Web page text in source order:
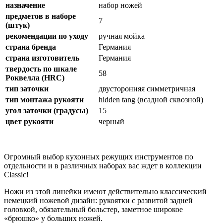
назначение
набор ножей
предметов в наборе
(штук)
7
рекомендации по уходу
ручная мойка
страна бренда
Германия
страна изготовитель
Германия
твердость по шкале
Роквелла (HRC)
58
тип заточки
двусторонняя симметричная
тип монтажа рукояти
hidden tang (всадной сквозной)
угол заточки (градусы)
15
цвет рукояти
черный
Огромный выбор кухонных режущих инструментов по
отдельности и в различных наборах вас ждет в коллекции
Classic!
Ножи из этой линейки имеют действительно классический
немецкий ножевой дизайн: рукоятки с развитой задней
головкой, обязательный больстер, заметное широкое
«брюшко» у больших ножей.